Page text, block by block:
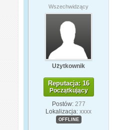
Wszechwidzący
Użytkownik
Reputacja: 16
Początkujący
Postów: 277
Lokalizacja: xxxx
OFFLINE